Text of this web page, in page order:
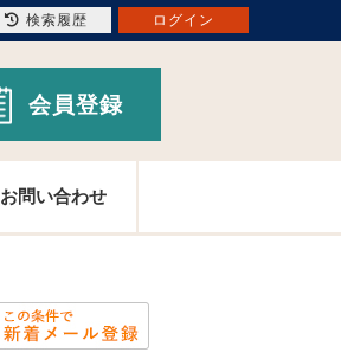
会員登録
お問い合わせ
検索履歴 ログイン